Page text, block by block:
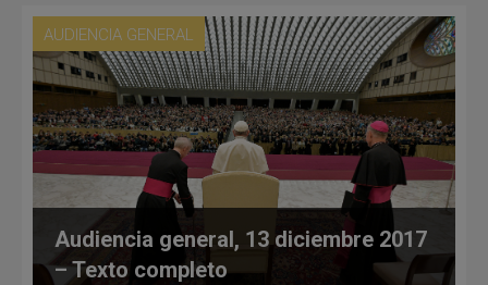
AUDIENCIA GENERAL
Audiencia general, 13 diciembre 2017
– Texto completo